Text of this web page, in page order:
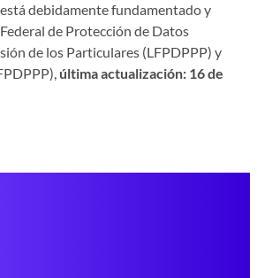
debidamente fundamentado y
de Protección de Datos
de los Particulares (LFPDPPP) y
última actualización: 16 de